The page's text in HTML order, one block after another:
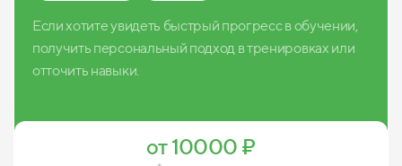
Если хотите увидеть быстрый прогресс в обучении,
получить персональный подход в тренировках или
отточить навыки.
от 10000 ₽